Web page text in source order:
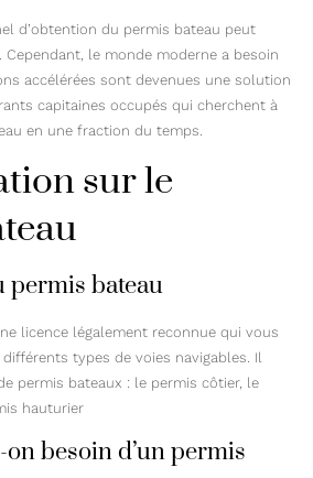
d’obtention du permis bateau peut
le monde moderne a besoin
accélérées sont devenues une solution
capitaines occupés qui cherchent à
en une fraction du temps.
sur le
permis bateau
licence légalement reconnue qui vous
types de voies navigables. Il
permis bateaux : le permis côtier, le
hauturier
besoin d’un permis